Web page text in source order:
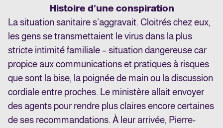
Histoire d’une conspiration
La situation sanitaire s’aggravait. Cloitrés chez eux,
les gens se transmettaient le virus dans la plus
stricte intimité familiale – situation dangereuse car
propice aux communications et pratiques à risques
que sont la bise, la poignée de main ou la discussion
cordiale entre proches. Le ministère allait envoyer
des agents pour rendre plus claires encore certaines
de ses recommandations. À leur arrivée, Pierre-